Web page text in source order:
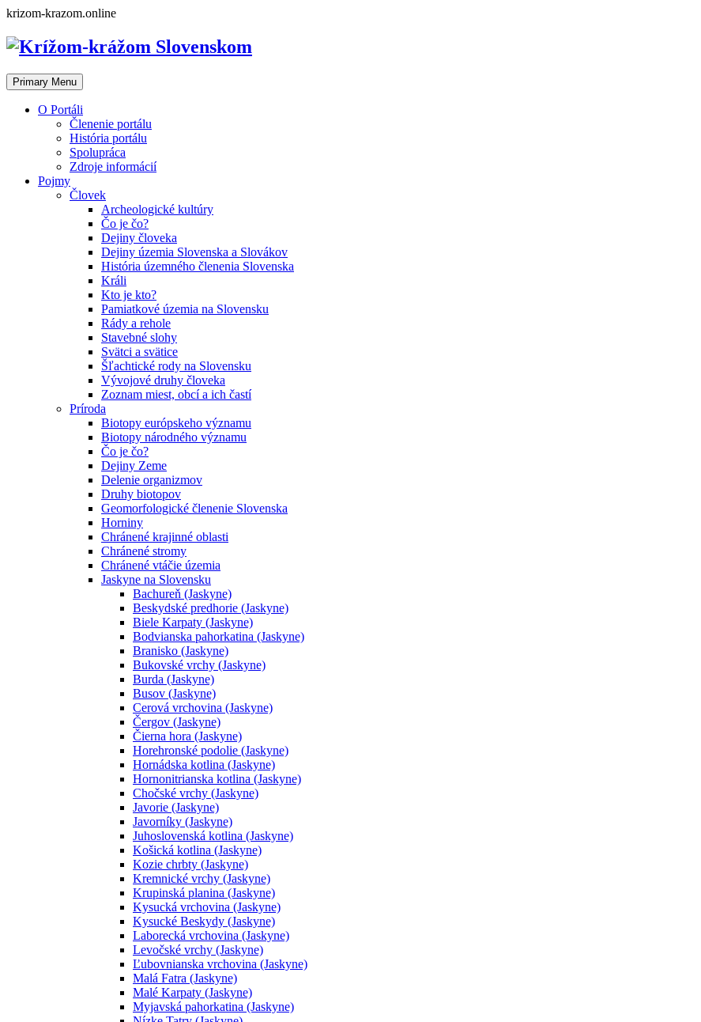
Skip
content
krizom-krazom.online
Primary Menu
O Portáli
Členenie portálu
História portálu
Spolupráca
Zdroje informácií
Pojmy
Človek
Archeologické kultúry
Čo je čo?
Dejiny človeka
Dejiny územia Slovenska a Slovákov
História územného členenia Slovenska
Králi
Kto je kto?
Pamiatkové územia na Slovensku
Rády a rehole
Stavebné slohy
Svätci a svätice
Šľachtické rody na Slovensku
Vývojové druhy človeka
Zoznam miest, obcí a ich častí
Príroda
Biotopy európskeho významu
Biotopy národného významu
Čo je čo?
Dejiny Zeme
Delenie organizmov
Druhy biotopov
Geomorfologické členenie Slovenska
Horniny
Chránené krajinné oblasti
Chránené stromy
Chránené vtáčie územia
Jaskyne na Slovensku
Bachureň (Jaskyne)
Beskydské predhorie (Jaskyne)
Biele Karpaty (Jaskyne)
Bodvianska pahorkatina (Jaskyne)
Branisko (Jaskyne)
Bukovské vrchy (Jaskyne)
Burda (Jaskyne)
Busov (Jaskyne)
Cerová vrchovina (Jaskyne)
Čergov (Jaskyne)
Čierna hora (Jaskyne)
Horehronské podolie (Jaskyne)
Hornádska kotlina (Jaskyne)
Hornonitrianska kotlina (Jaskyne)
Chočské vrchy (Jaskyne)
Javorie (Jaskyne)
Javorníky (Jaskyne)
Juhoslovenská kotlina (Jaskyne)
Košická kotlina (Jaskyne)
Kozie chrbty (Jaskyne)
Kremnické vrchy (Jaskyne)
Krupinská planina (Jaskyne)
Kysucká vrchovina (Jaskyne)
Kysucké Beskydy (Jaskyne)
Laborecká vrchovina (Jaskyne)
Levočské vrchy (Jaskyne)
Ľubovnianska vrchovina (Jaskyne)
Malá Fatra (Jaskyne)
Malé Karpaty (Jaskyne)
Myjavská pahorkatina (Jaskyne)